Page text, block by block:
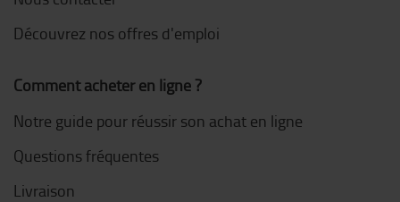
Découvrez nos offres d'emploi
Comment acheter en ligne ?
Notre guide pour réussir son achat en ligne
Questions fréquentes
Livraison